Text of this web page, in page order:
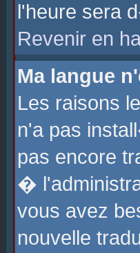
l'heure sera
Revenir en
Ma langue
Les raisons
n'a pas
pas encore
�
vous avez
nouvelle